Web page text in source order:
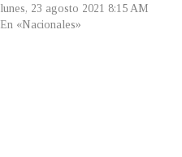
lunes, 23 agosto 2021 8:15 AM
En «Nacionales»